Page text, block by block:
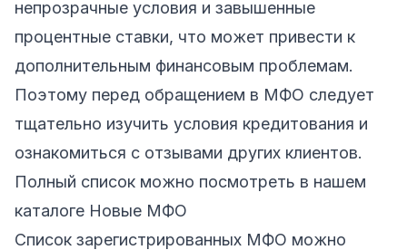
непрозрачные условия и завышенные
процентные ставки, что может привести к
дополнительным финансовым проблемам.
Поэтому перед обращением в МФО следует
тщательно изучить условия кредитования и
ознакомиться с отзывами других клиентов.
Полный список можно посмотреть в нашем
каталоге Новые МФО
Список зарегистрированных МФО можно